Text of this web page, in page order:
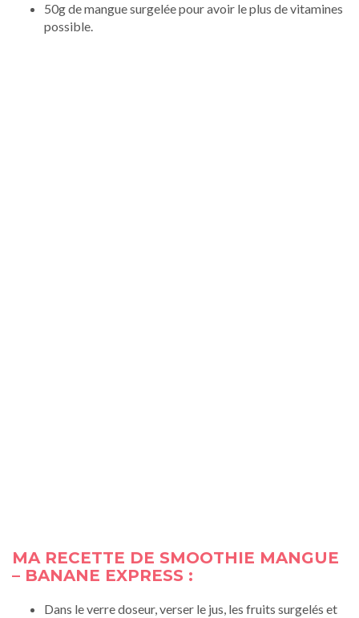
50g de mangue surgelée pour avoir le plus de vitamines
possible.
MA RECETTE DE SMOOTHIE MANGUE
– BANANE EXPRESS :
Dans le verre doseur, verser le jus, les fruits surgelés et